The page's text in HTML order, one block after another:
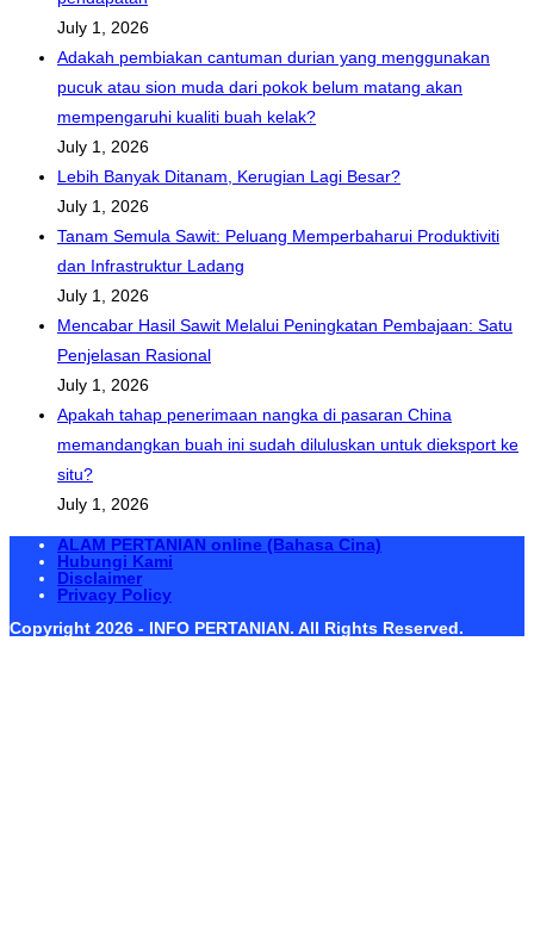
July 1, 2026
Adakah pembiakan cantuman durian yang menggunakan
pucuk atau sion muda dari pokok belum matang akan
mempengaruhi kualiti buah kelak?
July 1, 2026
Lebih Banyak Ditanam, Kerugian Lagi Besar?
July 1, 2026
Tanam Semula Sawit: Peluang Memperbaharui Produktiviti
dan Infrastruktur Ladang
July 1, 2026
Mencabar Hasil Sawit Melalui Peningkatan Pembajaan: Satu
Penjelasan Rasional
July 1, 2026
Apakah tahap penerimaan nangka di pasaran China
memandangkan buah ini sudah diluluskan untuk dieksport ke
situ?
July 1, 2026
ALAM PERTANIAN online (Bahasa Cina)
Hubungi Kami
Disclaimer
Privacy Policy
Copyright 2026 - INFO PERTANIAN. All Rights Reserved.